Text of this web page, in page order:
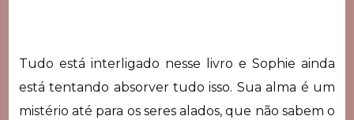
Tudo está interligado nesse livro e Sophie ainda
está tentando absorver tudo isso. Sua alma é um
mistério até para os seres alados, que não sabem o